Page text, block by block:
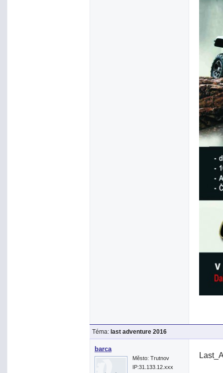
Téma: last adventure 2016
barca
Město: Trutnov
IP:31.133.12.xxx